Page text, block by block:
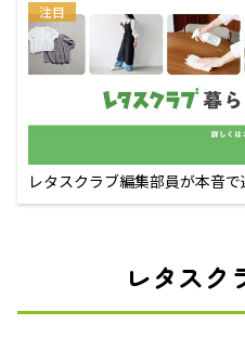
注目
レタスクラブ編集部員が本音
レタスク